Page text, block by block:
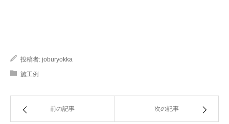
投稿者: joburyokka
施工例
前の記事 次の記事